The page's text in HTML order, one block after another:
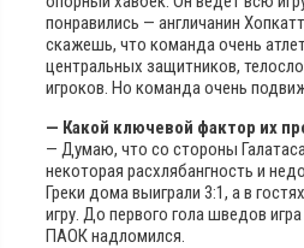
понравились — англичанин
скажешь, что команда очень
центральных защитников,
игроков. Но команда очень
— Какой ключевой фактор их
— Думаю, что со стороны
некоторая расхлябангность и
Греки дома выиграли 3:1, а в
игру. До первого гола шведов
ПАОК надломился.